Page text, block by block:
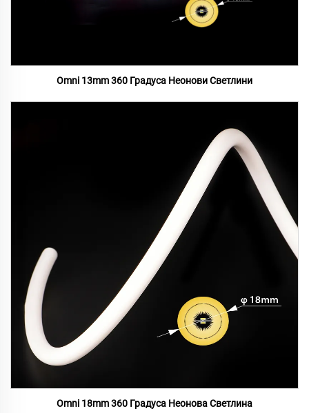
Omni 13mm 360 Градуса Неонови Светлини
Omni 18mm 360 Градуса Неонова Светлина